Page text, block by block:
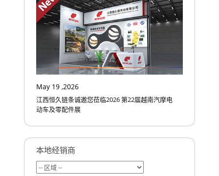
May 19 ,2026
江西恒久链条诚邀您莅临2026 第22届越南汽摩电
动车及零配件展
本地经销商